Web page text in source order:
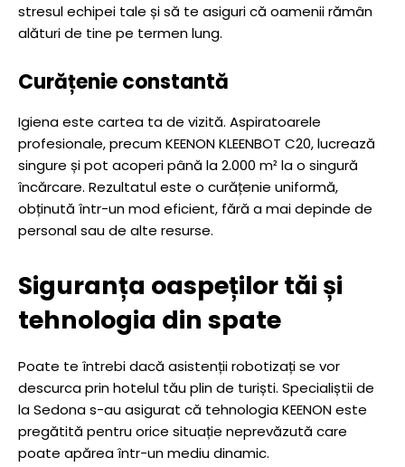
stresul echipei tale și să te asiguri că oamenii rămân
alături de tine pe termen lung.
Curățenie constantă
Igiena este cartea ta de vizită. Aspiratoarele
profesionale, precum KEENON KLEENBOT C20, lucrează
singure și pot acoperi până la 2.000 m² la o singură
încărcare. Rezultatul este o curățenie uniformă,
obținută într-un mod eficient, fără a mai depinde de
personal sau de alte resurse.
Siguranța oaspeților tăi și
tehnologia din spate
Poate te întrebi dacă asistenții robotizați se vor
descurca prin hotelul tău plin de turiști. Specialiștii de
la Sedona s-au asigurat că tehnologia KEENON este
pregătită pentru orice situație neprevăzută care
poate apărea într-un mediu dinamic.